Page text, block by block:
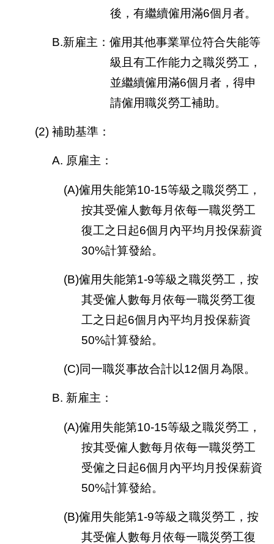
後，有繼續僱用滿6個月者。
B.新雇主：僱用其他事業單位符合失能等
級且有工作能力之職災勞工，
並繼續僱用滿6個月者，得申
請僱用職災勞工補助。
(2) 補助基準：
A. 原雇主：
(A)僱用失能第10-15等級之職災勞工，
按其受僱人數每月依每一職災勞工
復工之日起6個月內平均月投保薪資
30%計算發給。
(B)僱用失能第1-9等級之職災勞工，按
其受僱人數每月依每一職災勞工復
工之日起6個月內平均月投保薪資
50%計算發給。
(C)同一職災事故合計以12個月為限。
B. 新雇主：
(A)僱用失能第10-15等級之職災勞工，
按其受僱人數每月依每一職災勞工
受僱之日起6個月內平均月投保薪資
50%計算發給。
(B)僱用失能第1-9等級之職災勞工，按
其受僱人數每月依每一職災勞工復